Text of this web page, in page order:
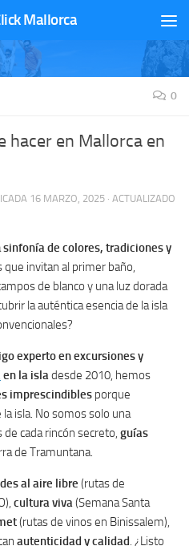
Mallorca
0
hacer en Mallorca en
16 MARZO, 2025 · ACTUALIZADO
sinfonía de colores, tradiciones y
que invitan al primer baño,
de blanco y una luz dorada
la auténtica esencia de la isla
experto en excursiones y
en la isla desde 2010, hemos
imprescindibles porque
isla. No somos solo una
cada rincón secreto, guías
de Tramuntana.
al aire libre (rutas de
cultura viva (Semana Santa
(rutas de vinos en Binissalem),
autenticidad y calidad . ¿Listo